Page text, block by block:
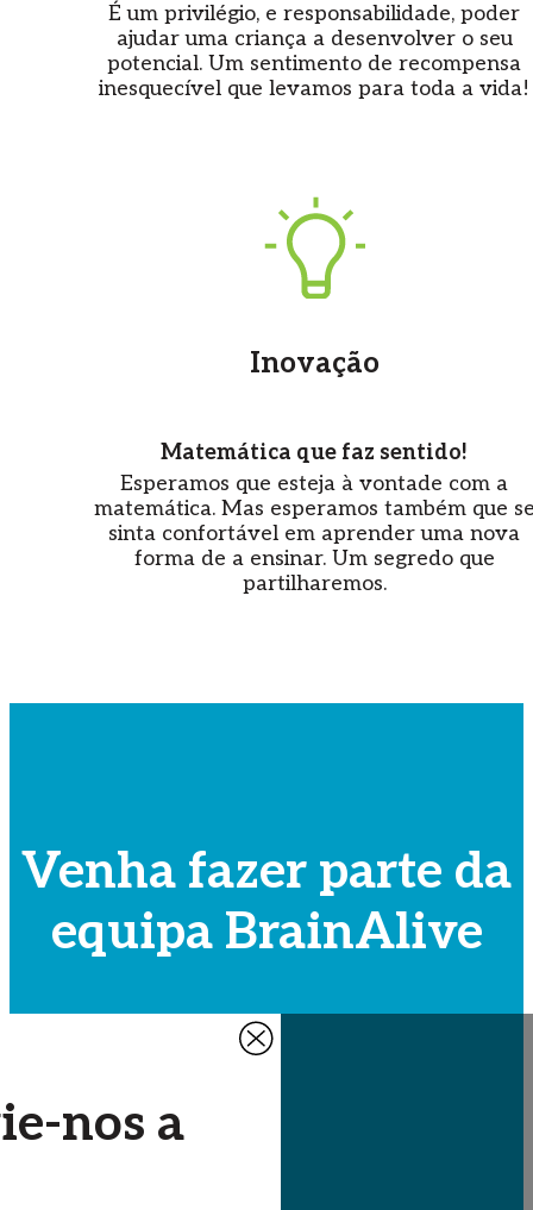
É um privilégio, e responsabilidade, poder
ajudar uma criança a desenvolver o seu
potencial. Um sentimento de recompensa
inesquecível que levamos para toda a vida!
Inovação
Matemática que faz sentido!
Esperamos que esteja à vontade com a
matemática. Mas esperamos também que
sinta confortável em aprender uma nova
forma de a ensinar. Um segredo que
partilharemos.
Venha fazer parte da
equipa BrainAlive
nos a